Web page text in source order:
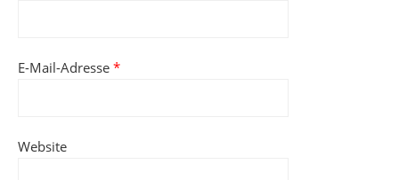
E-Mail-Adresse *
Website